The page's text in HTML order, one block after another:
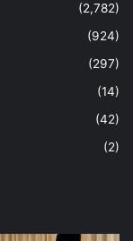
(2,782)
(924)
(297)
(14)
(42)
(2)